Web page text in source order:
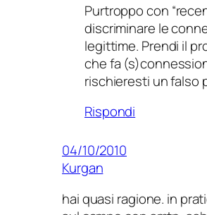
Purtroppo con
discriminare le
legittime. Prendi il
che fa
rischieresti un falso
Rispondi
04/10/2010
Kurgan
hai quasi ragione. in